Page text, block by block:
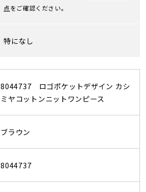
点をご確認ください。
特になし
8044737 ロゴポケットデザイン カシ
ミヤコットンニットワンピース
ブラウン
8044737